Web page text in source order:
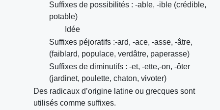
Suffixes de possibilités : -able, -ible (crédible,
potable)
Idée
Suffixes péjoratifs :-ard, -ace, -asse, -âtre,
(faiblard, populace, verdâtre, paperasse)
Suffixes de diminutifs : -et, -ette,-on, -ôter
(jardinet, poulette, chaton, vivoter)
Des radicaux d’origine latine ou grecques sont
utilisés comme suffixes.